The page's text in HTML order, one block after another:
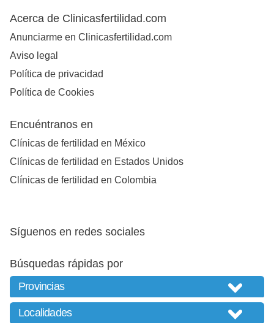
Acerca de Clinicasfertilidad.com
Anunciarme en Clinicasfertilidad.com
Aviso legal
Política de privacidad
Política de Cookies
Encuéntranos en
Clínicas de fertilidad en México
Clínicas de fertilidad en Estados Unidos
Clínicas de fertilidad en Colombia
Síguenos en redes sociales
Búsquedas rápidas por